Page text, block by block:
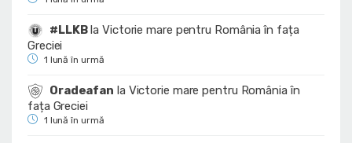
#LLKBlaVictorie mare pentru România în fața
Greciei
1 lună în urmă
Oradeafan la Victorie mare pentru România în
fața Greciei
1 lună în urmă